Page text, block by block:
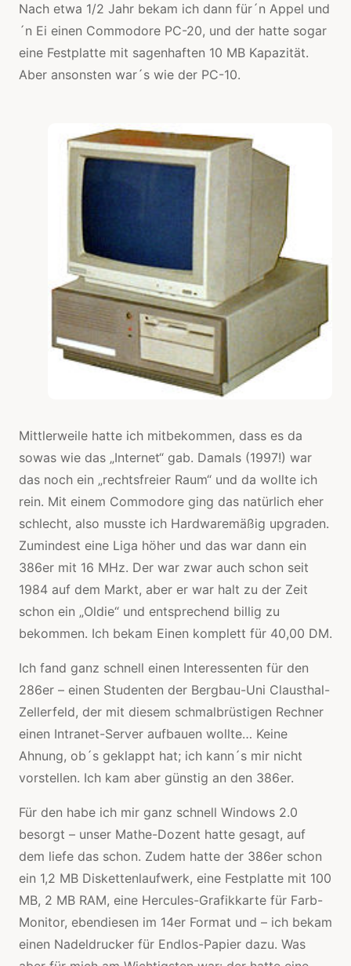
Nach etwa 1/2 Jahr bekam ich dann für´n Appel und
´n Ei einen Commodore PC-20, und der hatte sogar
eine Festplatte mit sagenhaften 10 MB Kapazität.
Aber ansonsten war´s wie der PC-10.
Mittlerweile hatte ich mitbekommen, dass es da
sowas wie das „Internet“ gab. Damals (1997!) war
das noch ein „rechtsfreier Raum“ und da wollte ich
rein. Mit einem Commodore ging das natürlich eher
schlecht, also musste ich Hardwaremäßig upgraden.
Zumindest eine Liga höher und das war dann ein
386er mit 16 MHz. Der war zwar auch schon seit
1984 auf dem Markt, aber er war halt zu der Zeit
schon ein „Oldie“ und entsprechend billig zu
bekommen. Ich bekam Einen komplett für 40,00 DM.
Ich fand ganz schnell einen Interessenten für den
286er – einen Studenten der Bergbau-Uni Clausthal-
Zellerfeld, der mit diesem schmalbrüstigen Rechner
einen Intranet-Server aufbauen wollte… Keine
Ahnung, ob´s geklappt hat; ich kann´s mir nicht
vorstellen. Ich kam aber günstig an den 386er.
Für den habe ich mir ganz schnell Windows 2.0
besorgt – unser Mathe-Dozent hatte gesagt, auf
dem liefe das schon. Zudem hatte der 386er schon
ein 1,2 MB Diskettenlaufwerk, eine Festplatte mit 100
MB, 2 MB RAM, eine Hercules-Grafikkarte für Farb-
Monitor, ebendiesen im 14er Format und – ich bekam
einen Nadeldrucker für Endlos-Papier dazu. Was